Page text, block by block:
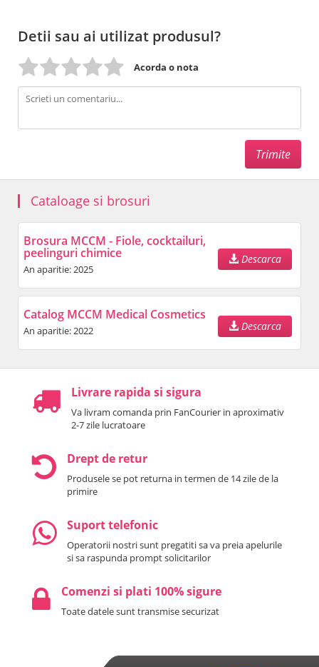
Detii sau ai utilizat produsul?
Acorda o nota
Cataloage si brosuri
Brosura MCCM - Fiole, cocktailuri,
peelinguri chimice
An aparitie: 2025
Descarca
Catalog MCCM Medical Cosmetics
An aparitie: 2022 Descarca
Livrare rapida si sigura
Va livram comanda prin FanCourier in aproximativ
2-7 zile lucratoare
Drept de retur
Produsele se pot returna in termen de 14 zile de la
primire
Suport telefonic
Operatorii nostri sunt pregatiti sa va preia apelurile
si sa raspunda prompt solicitarilor
Comenzi si plati 100% sigure
Toate datele sunt transmise securizat